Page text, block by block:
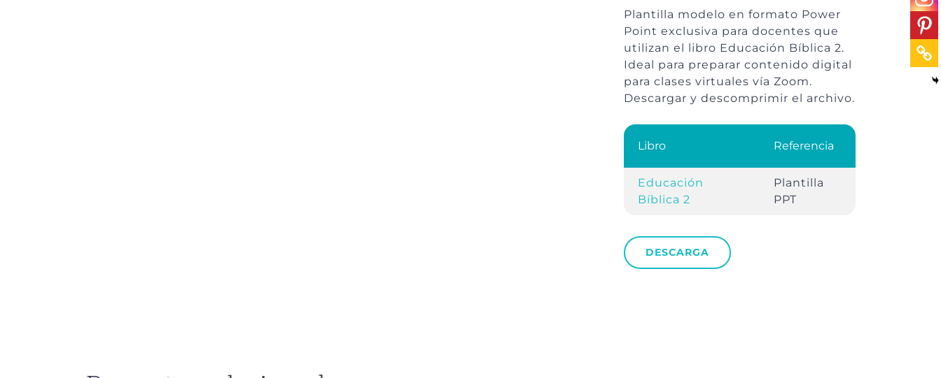
Plantilla modelo en formato Power
Point exclusiva para docentes que
utilizan el libro Educación Bíblica 2.
Ideal para preparar contenido digital
para clases virtuales vía Zoom.
Descargar y descomprimir el archivo.
Libro Referencia
Educación
Bíblica 2
Plantilla
PPT
DESCARGA